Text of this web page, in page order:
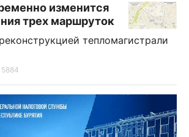
изменится
трех маршруток
тепломагистрали
5884